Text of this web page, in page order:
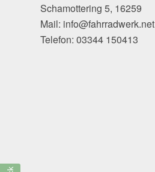
Schamottering 5, 16259
Mail: info@fahrradwerk.net
Telefon: 03344 150413